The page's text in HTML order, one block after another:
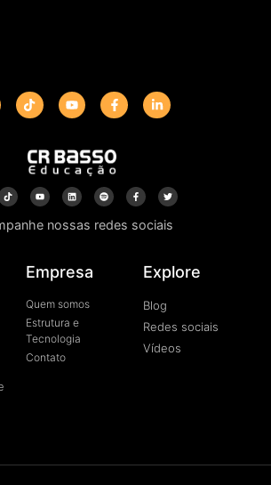
nossas redes sociais
Empresa
Quem somos
Estrutura e
Tecnologia
Contato
Explore
Blog
Redes sociais
Vídeos